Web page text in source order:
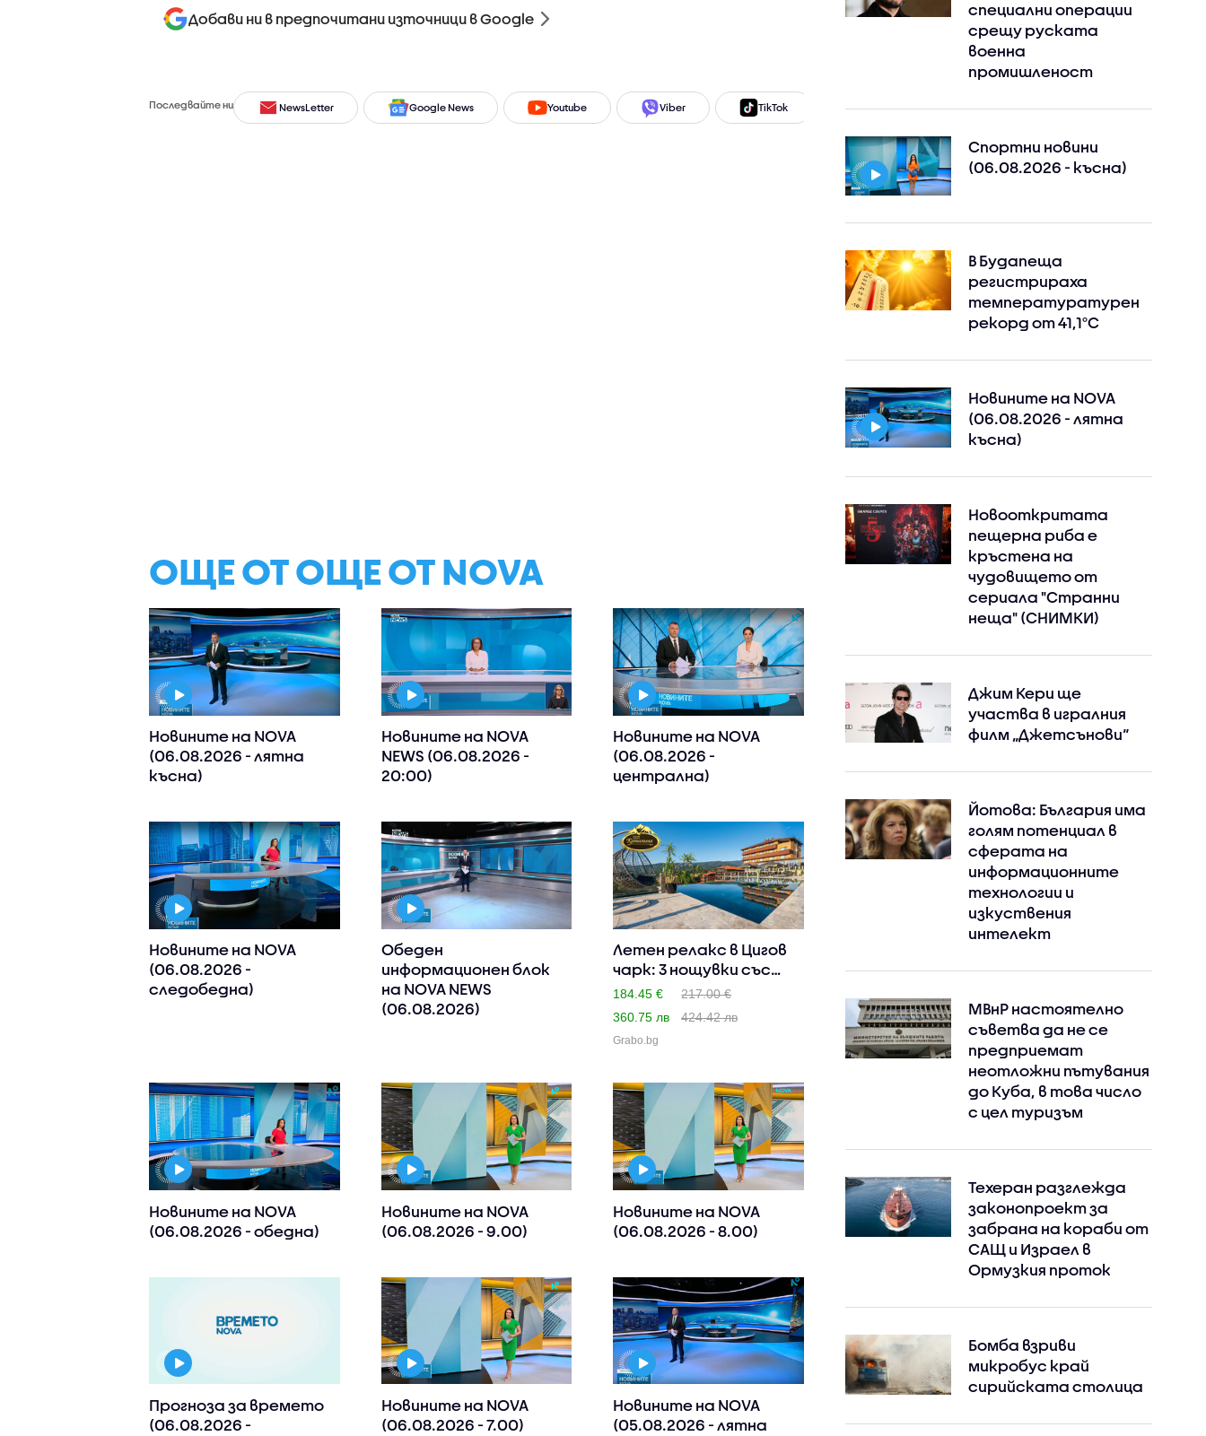
Добави ни в предпочитани източници в Google
Последвайте ни NewsLetter Google News Youtube Viber TikTok Instagram Facebook
ОЩЕ ОТ ОЩЕ ОТ NOVA
Новините на NOVA
(06.08.2026 - лятна
късна)
Новините на NOVA
NEWS (06.08.2026 -
20:00)
Новините на NOVA
(06.08.2026 -
централна)
Новините на NOVA
(06.08.2026 -
следобедна)
Обеден
информационен блок
на NOVA NEWS
(06.08.2026)
Летен релакс в Цигов
чарк: 3 нощувки със
зак..
184.45 €
217.00 €
360.75 лв
424.42 лв
Grabo.bg
Новините на NOVA
(06.08.2026 - обедна)
Новините на NOVA
(06.08.2026 - 9.00)
Новините на NOVA
(06.08.2026 - 8.00)
Прогноза за времето
(06.08.2026 -
Новините на NOVA
(06.08.2026 - 7.00)
Новините на NOVA
(05.08.2026 - лятна
специални операции
срещу руската
военна
промишленост
Спортни новини
(06.08.2026 - късна)
В Будапеща
регистрираха
температуратурен
рекорд от 41,1°C
Новините на NOVA
(06.08.2026 - лятна
късна)
Новооткритата
пещерна риба е
кръстена на
чудовището от
сериала "Странни
неща" (СНИМКИ)
Джим Кери ще
участва в игралния
филм „Джетсънови“
Йотова: България има
голям потенциал в
сферата на
информационните
технологии и
изкуствения
интелект
МВнР настоятелно
съветва да не се
предприемат
неотложни пътувания
до Куба, в това число
с цел туризъм
Техеран разглежда
законопроект за
забрана на кораби от
САЩ и Израел в
Ормузкия проток
Бомба взриви
микробус край
сирийската столица